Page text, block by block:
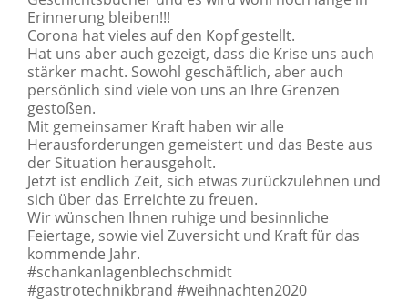
Erinnerung bleiben!!!
Corona hat vieles auf den Kopf gestellt.
Hat uns aber auch gezeigt, dass die Krise uns auch
stärker macht. Sowohl geschäftlich, aber auch
persönlich sind viele von uns an Ihre Grenzen
gestoßen.
Mit gemeinsamer Kraft haben wir alle
Herausforderungen gemeistert und das Beste aus
der Situation herausgeholt.
Jetzt ist endlich Zeit, sich etwas zurückzulehnen und
sich über das Erreichte zu freuen.
Wir wünschen Ihnen ruhige und besinnliche
Feiertage, sowie viel Zuversicht und Kraft für das
kommende Jahr.
#schankanlagenblechschmidt
#gastrotechnikbrand #weihnachten2020